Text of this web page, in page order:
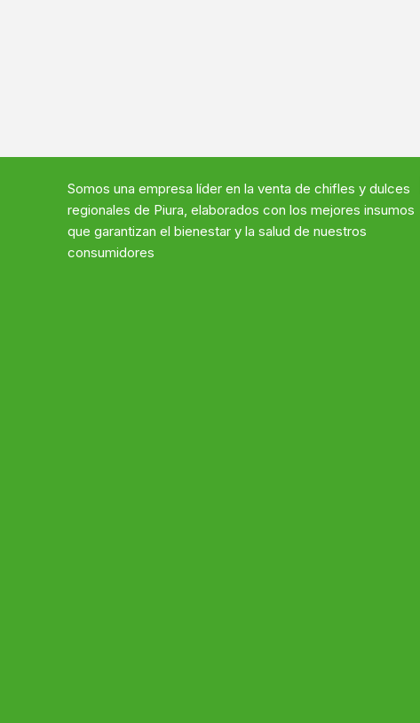
Somos una empresa líder en la venta de chifles y dulces
regionales de Piura, elaborados con los mejores insumos
que garantizan el bienestar y la salud de nuestros
consumidores